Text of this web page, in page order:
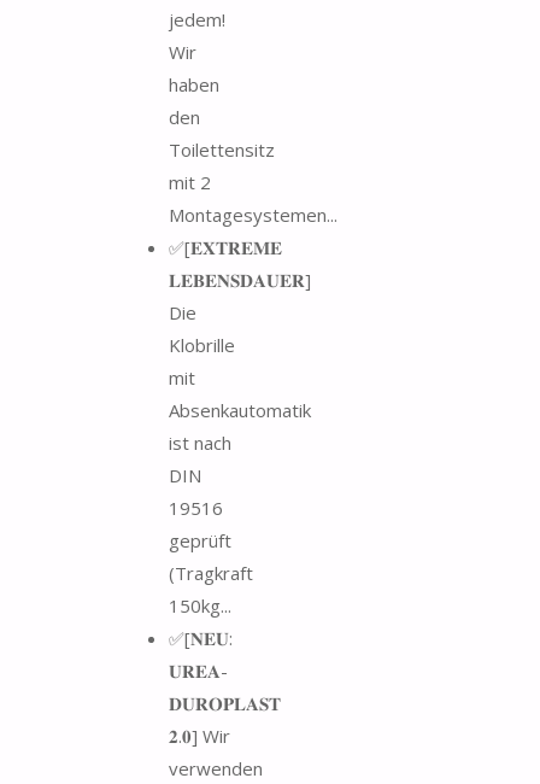
jedem!
Wir
haben
den
Toilettensitz
mit 2
Montagesystemen...
✅[𝐄𝐗𝐓𝐑𝐄𝐌𝐄
𝐋𝐄𝐁𝐄𝐍𝐒𝐃𝐀𝐔𝐄𝐑]
Die
Klobrille
mit
Absenkautomatik
ist nach
DIN
19516
geprüft
(Tragkraft
150kg...
✅[𝐍𝐄𝐔:
𝐔𝐑𝐄𝐀-
𝐃𝐔𝐑𝐎𝐏𝐋𝐀𝐒𝐓
𝟐.𝟎] Wir
verwenden